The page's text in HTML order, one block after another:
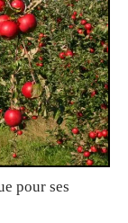
pour ses